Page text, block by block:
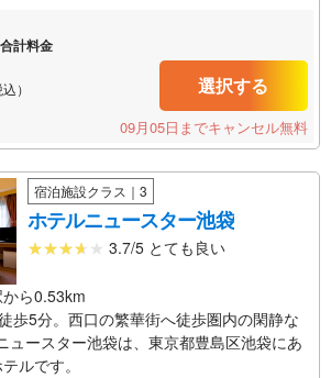
計料金
） 選択する
09月05日までキャンセル無料
宿泊施設クラス｜3
ホテルニュースター池袋
3.7/5 とても良い
ら0.53km
歩5分。西口の繁華街へ徒歩圏内の閑静な
ュースター池袋は、東京都豊島区池袋にあ
ルです。